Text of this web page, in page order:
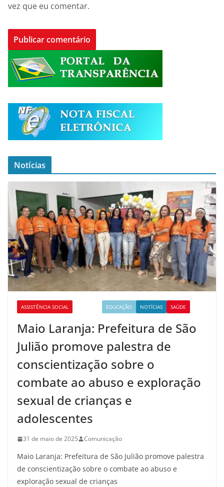
vez que eu comentar.
Notícias
ASSISTÊNCIA SOCIAL EDUCAÇÃO NOTÍCIAS SAÚDE
Maio Laranja: Prefeitura de São
Julião promove palestra de
conscientização sobre o
combate ao abuso e exploração
sexual de crianças e
adolescentes
31 de maio de 2025 Comunicação
Maio Laranja: Prefeitura de São Julião promove palestra
de conscientização sobre o combate ao abuso e
exploração sexual de crianças